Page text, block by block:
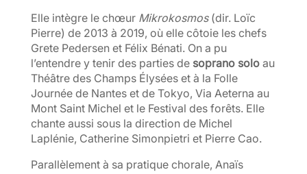
Elle intègre le chœur Mikrokosmos(dir. Loïc
Pierre) de 2013 à 2019, où elle côtoie les chefs
Grete Pedersen et Félix Bénati. On a pu
l’entendre y tenir des parties de soprano soloau
Théâtre des Champs Élysées et à la Folle
Journée de Nantes et de Tokyo, Via Aeterna au
Mont Saint Michel et le Festival des forêts. Elle
chante aussi sous la direction de Michel
Laplénie, Catherine Simonpietri et Pierre Cao.
Parallèlement à sa pratique chorale, Anaïs